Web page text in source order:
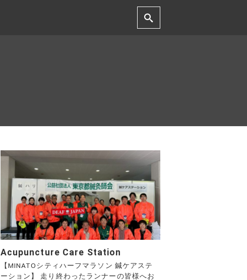
Acupuncture Care Station
【MINATOシティハーフマラソン 鍼ケアステ
ーション】 走り終わったランナーの皆様へお